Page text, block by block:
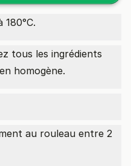
tous les ingrédients
homogène.
au rouleau entre 2